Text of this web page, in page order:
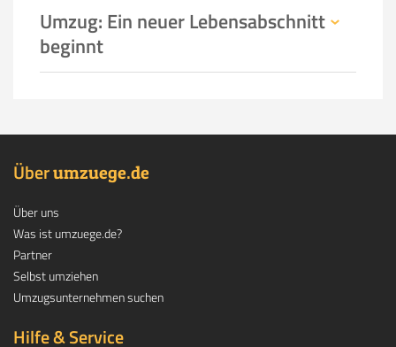
Umzug: Ein neuer Lebensabschnitt
beginnt
Überumzuege.de
Über uns
Was ist umzuege.de?
Partner
Selbst umziehen
Umzugsunternehmen suchen
Hilfe & Service